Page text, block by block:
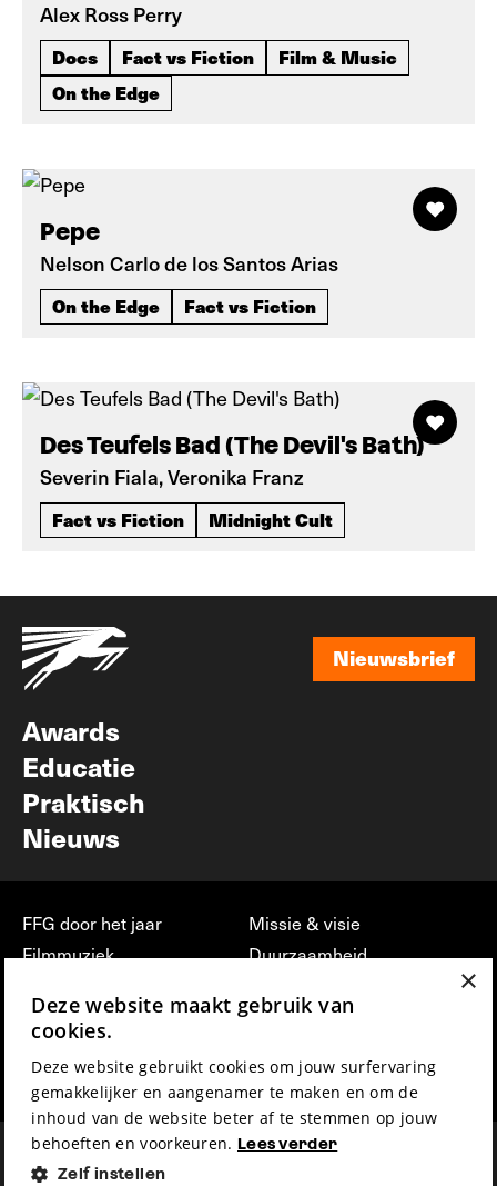
Alex Ross Perry
Docs Fact vs Fiction
Film & Music
On the Edge
Pepe
Nelson Carlo de los Santos Arias
On the Edge Fact vs Fiction
Des Teufels Bad (The Devil's Bath)
Severin Fiala, Veronika Franz
Fact vs Fiction Midnight Cult
Nieuwsbrief
Awards
Educatie
Praktisch
Nieuws
FFG door het jaar
Filmmuziek
Press & Industry
Film Fest Friends
Missie & visie
Duurzaamheid
vrijwilligerswerk bij FFG
Privacy & Disclaimer
×
Deze website maakt gebruik van
cookies.
Deze website gebruikt cookies om jouw surfervaring
gemakkelijker en aangenamer te maken en om de
inhoud van de website beter af te stemmen op jouw
behoeften en voorkeuren. Lees verder
Zelf instellen